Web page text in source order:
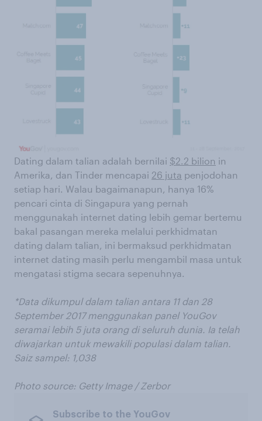
Dating dalam talian adalah bernilai $2.2 bilion in
Amerika, dan Tinder mencapai 26 juta penjodohan
setiap hari. Walau bagaimanapun, hanya 16%
pencari cinta di Singapura yang pernah
menggunakah internet dating lebih gemar bertemu
bakal pasangan mereka melalui perkhidmatan
dating dalam talian, ini bermaksud perkhidmatan
internet dating masih perlu mengambil masa untuk
mengatasi stigma secara sepenuhnya.
*Data dikumpul dalam talian antara 11 dan 28
September 2017 menggunakan panel YouGov
seramai lebih 5 juta orang di seluruh dunia. Ia telah
diwajarkan untuk mewakili populasi dalam talian.
Saiz sampel: 1,038
Photo source: Getty Image / Zerbor
Subscribe to the YouGov